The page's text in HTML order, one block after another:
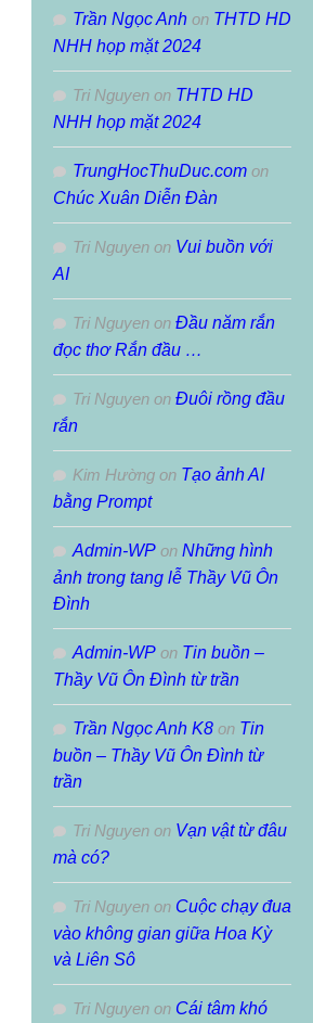
Trần Ngọc Anh on THTD HD
NHH họp mặt 2024
Tri Nguyen on THTD HD
NHH họp mặt 2024
TrungHocThuDuc.com on
Chúc Xuân Diễn Đàn
Tri Nguyen on Vui buồn với
AI
Tri Nguyen on Đầu năm rắn
đọc thơ Rắn đầu …
Tri Nguyen on Đuôi rồng đầu
rắn
Kim Hường on Tạo ảnh AI
bằng Prompt
Admin-WP on Những hình
ảnh trong tang lễ Thầy Vũ Ôn
Đình
Admin-WP on Tin buồn –
Thầy Vũ Ôn Đình từ trần
Trần Ngọc Anh K8 on Tin
buồn – Thầy Vũ Ôn Đình từ
trần
Tri Nguyen on Vạn vật từ đâu
mà có?
Tri Nguyen on Cuộc chạy đua
vào không gian giữa Hoa Kỳ
và Liên Sô
Tri Nguyen on Cái tâm khó